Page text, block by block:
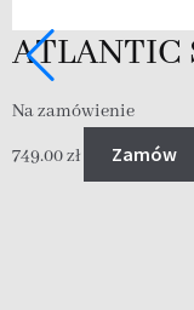
ATLANTIC
Na zamówienie
749.00zł Zamów